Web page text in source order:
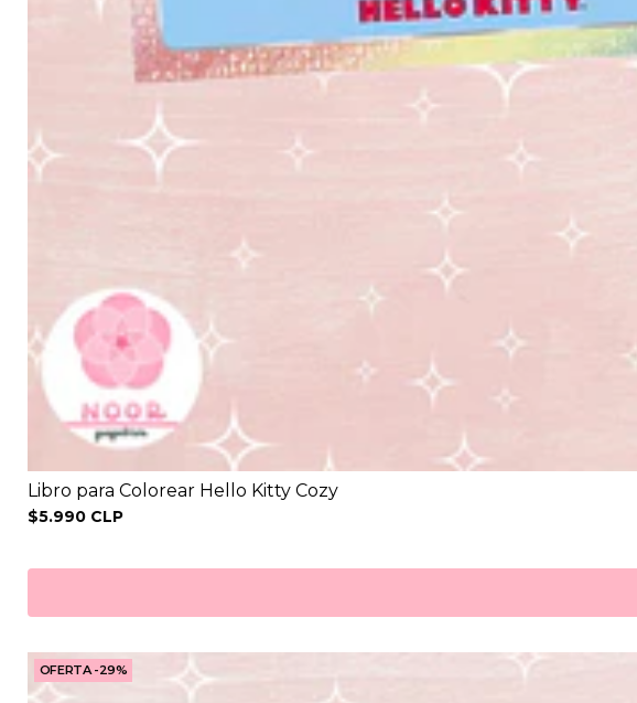
Libro para Colorear Hello Kitty Cozy
$5.990 CLP
OFERTA -29%